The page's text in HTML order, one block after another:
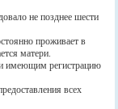
не позднее шести
проживает в
матери.
имеющим регистрацию
всех